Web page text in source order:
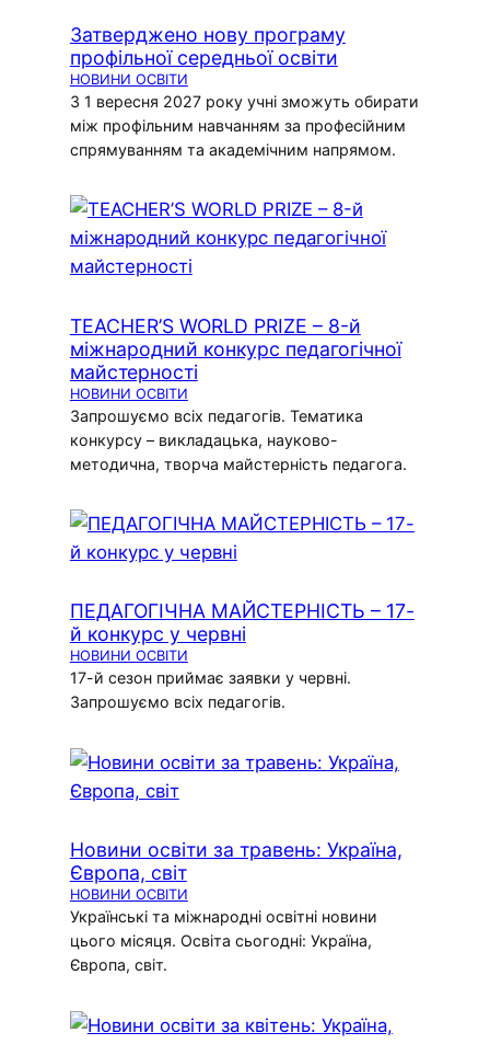
Затверджено нову програму
профільної середньої освіти
НОВИНИ ОСВІТИ
З 1 вересня 2027 року учні зможуть обирати
між профільним навчанням за професійним
спрямуванням та академічним напрямом.
TEACHER’S WORLD PRIZE – 8-й
міжнародний конкурс педагогічної
майстерності
НОВИНИ ОСВІТИ
Запрошуємо всіх педагогів. Тематика
конкурсу – викладацька, науково-
методична, творча майстерність педагога.
ПЕДАГОГІЧНА МАЙСТЕРНІСТЬ – 17-
й конкурс у червні
НОВИНИ ОСВІТИ
17-й сезон приймає заявки у червні.
Запрошуємо всіх педагогів.
Новини освіти за травень: Україна,
Європа, світ
НОВИНИ ОСВІТИ
Українські та міжнародні освітні новини
цього місяця. Освіта сьогодні: Україна,
Європа, світ.